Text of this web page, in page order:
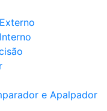
e Apalpador